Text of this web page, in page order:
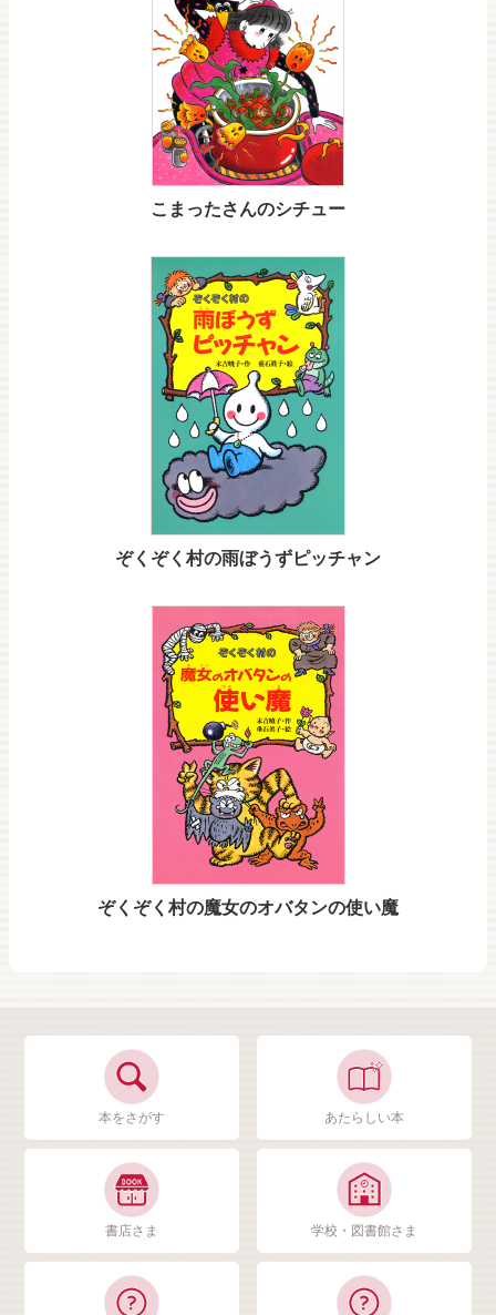
こまったさんのシチュー
ぞくぞく村の雨ぼうずピッチャン
ぞくぞく村の魔女のオバタンの使い魔
本をさがす あたらしい本
書店さま 学校・図書館さま